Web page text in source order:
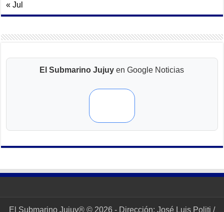
« Jul
El Submarino Jujuy en Google Noticias
El Submarino Jujuy® © 2026 - Dirección: José Luis Politi /